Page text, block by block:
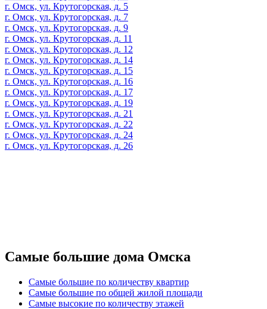
г. Омск, ул. Крутогорская, д. 5
г. Омск, ул. Крутогорская, д. 7
г. Омск, ул. Крутогорская, д. 9
г. Омск, ул. Крутогорская, д. 11
г. Омск, ул. Крутогорская, д. 12
г. Омск, ул. Крутогорская, д. 14
г. Омск, ул. Крутогорская, д. 15
г. Омск, ул. Крутогорская, д. 16
г. Омск, ул. Крутогорская, д. 17
г. Омск, ул. Крутогорская, д. 19
г. Омск, ул. Крутогорская, д. 21
г. Омск, ул. Крутогорская, д. 22
г. Омск, ул. Крутогорская, д. 24
г. Омск, ул. Крутогорская, д. 26
Самые большие дома Омска
Самые большие по количеству квартир
Самые большие по общей жилой площади
Самые высокие по количеству этажей